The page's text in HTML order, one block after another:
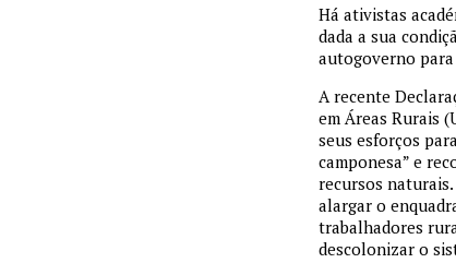
Há ativistas
dada a sua
autogoverno
A recente
em Áreas Rurais
seus esforços
camponesa” e
recursos
alargar o
trabalhadores
descolonizar o